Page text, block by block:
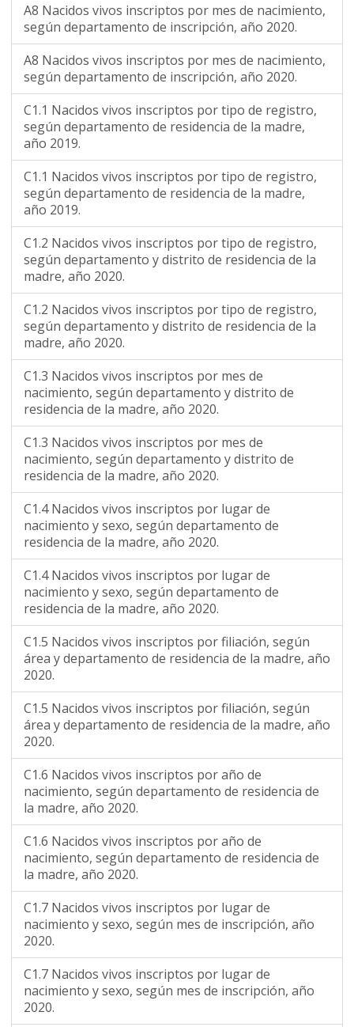
A8 Nacidos vivos inscriptos por mes de nacimiento,
según departamento de inscripción, año 2020.
A8 Nacidos vivos inscriptos por mes de nacimiento,
según departamento de inscripción, año 2020.
C1.1 Nacidos vivos inscriptos por tipo de registro,
según departamento de residencia de la madre,
año 2019.
C1.1 Nacidos vivos inscriptos por tipo de registro,
según departamento de residencia de la madre,
año 2019.
C1.2 Nacidos vivos inscriptos por tipo de registro,
según departamento y distrito de residencia de la
madre, año 2020.
C1.2 Nacidos vivos inscriptos por tipo de registro,
según departamento y distrito de residencia de la
madre, año 2020.
C1.3 Nacidos vivos inscriptos por mes de
nacimiento, según departamento y distrito de
residencia de la madre, año 2020.
C1.3 Nacidos vivos inscriptos por mes de
nacimiento, según departamento y distrito de
residencia de la madre, año 2020.
C1.4 Nacidos vivos inscriptos por lugar de
nacimiento y sexo, según departamento de
residencia de la madre, año 2020.
C1.4 Nacidos vivos inscriptos por lugar de
nacimiento y sexo, según departamento de
residencia de la madre, año 2020.
C1.5 Nacidos vivos inscriptos por filiación, según
área y departamento de residencia de la madre, año
2020.
C1.5 Nacidos vivos inscriptos por filiación, según
área y departamento de residencia de la madre, año
2020.
C1.6 Nacidos vivos inscriptos por año de
nacimiento, según departamento de residencia de
la madre, año 2020.
C1.6 Nacidos vivos inscriptos por año de
nacimiento, según departamento de residencia de
la madre, año 2020.
C1.7 Nacidos vivos inscriptos por lugar de
nacimiento y sexo, según mes de inscripción, año
2020.
C1.7 Nacidos vivos inscriptos por lugar de
nacimiento y sexo, según mes de inscripción, año
2020.